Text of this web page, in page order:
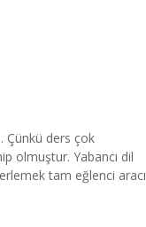
Çünkü ders çok
olmuştur. Yabancı dil
tam eğlenci aracı